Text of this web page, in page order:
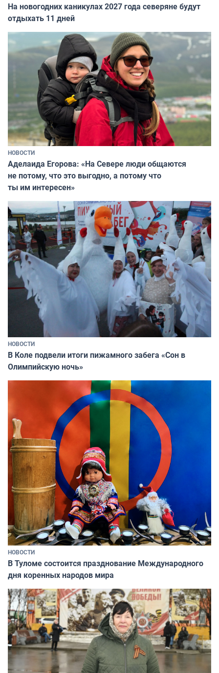
На новогодних каникулах 2027 года северяне будут
отдыхать 11 дней
НОВОСТИ
Аделаида Егорова: «На Севере люди общаются
не потому, что это выгодно, а потому что
ты им интересен»
НОВОСТИ
В Коле подвели итоги пижамного забега «Сон в
Олимпийскую ночь»
НОВОСТИ
В Туломе состоится празднование Международного
дня коренных народов мира